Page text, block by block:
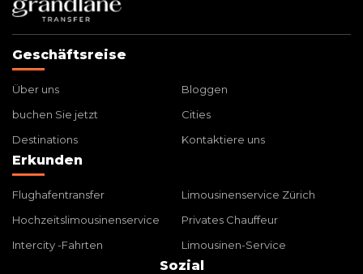
Geschäftsreise
Über uns
Bloggen
buchen Sie jetzt
Cities
Destinations
Kontaktiere uns
Erkunden
Flughafentransfer
Limousinenservice Zürich
Hochzeitslimousinenservice
Privates Chauffeur
Intercity -Fahrten
Limousinen-Service
Sozial